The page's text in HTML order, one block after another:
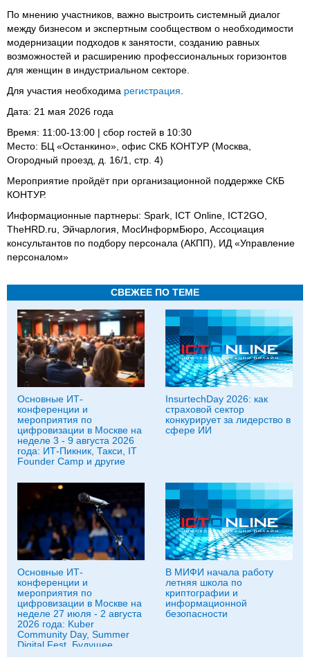
По мнению участников, важно выстроить системный диалог
между бизнесом и экспертным сообществом о необходимости
модернизации подходов к занятости, созданию равных
возможностей и расширению профессиональных горизонтов
для женщин в индустриальном секторе.
Для участия необходима регистрация
Дата: 21 мая 2026 года
Время: 11:00-13:00 | сбор гостей в 10:30
Место: БЦ «Останкино», офис СКБ КОНТУР (Москва,
Огородный проезд, д. 16/1, стр. 4)
Мероприятие пройдёт при организационной поддержке СКБ
КОНТУР.
Информационные партнеры: Spark, ICT Online, ICT2GO,
TheHRD.ru, Эйчарлогия, МосИнформБюро, Ассоциация
консультантов по подбору персонала (АКПП), ИД «Управление
персоналом»
СВЕЖЕЕ ПО ТЕМЕ
Основные ИТ-
конференции и
мероприятия по
цифровизации в Москве на
неделе 3 - 9 августа 2026
года: ИТ-Пикник, Такси, IT
Founder Camp и другие
InsurtechDay 2026: как
страховой сектор
конкурирует за лидерство в
сфере ИИ
Основные ИТ-
конференции и
мероприятия по
цифровизации в Москве на
неделе 27 июля - 2 августа
2026 года: Kuber
Community Day, Summer
Digital Fest, Будущее
исследований в
В МИФИ начала работу
летняя школа по
криптографии и
информационной
безопасности